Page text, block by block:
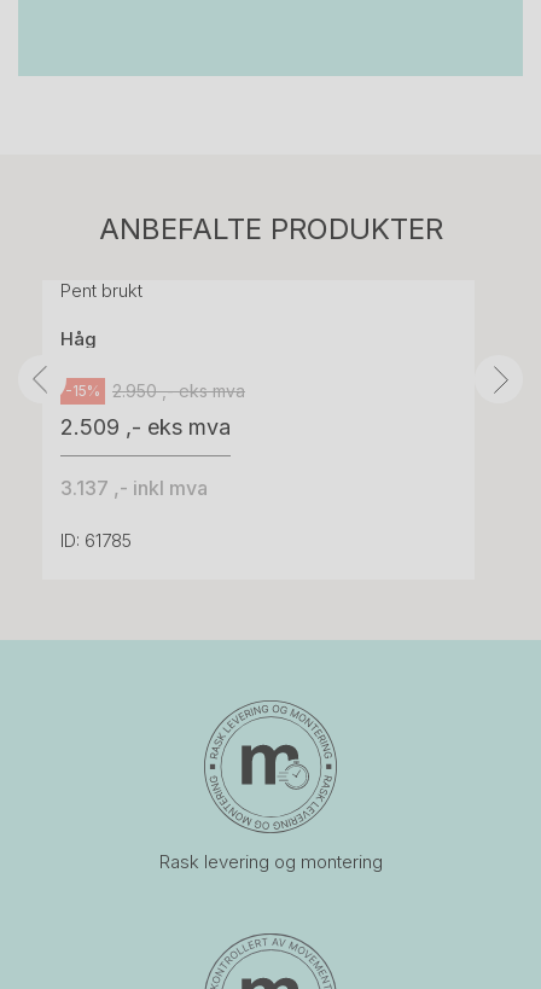
ANBEFALTE PRODUKTER
H05 5600 Swingback-armlene Mørk
Pent brukt
Håg
-15% 2.950 ,- eks mva
2.509 ,- eks mva
3.137 ,- inkl mva
ID: 61785
Rask levering og montering